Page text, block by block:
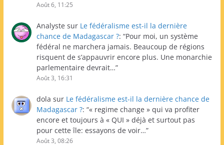
Août 6, 11:25
Analyste sur Le fédéralisme est-il la dernière
chance de Madagascar ?: “Pour moi, un système
fédéral ne marchera jamais. Beaucoup de régions
risquent de s’appauvrir encore plus. Une monarchie
parlementaire devrait…”
Août 3, 16:31
dola sur Le fédéralisme est-il la dernière chance de
Madagascar ?: “« regime change » qui va profiter
encore et toujours à « QUI » déjà et surtout pas
pour cette île: essayons de voir…”
Août 3, 08:26